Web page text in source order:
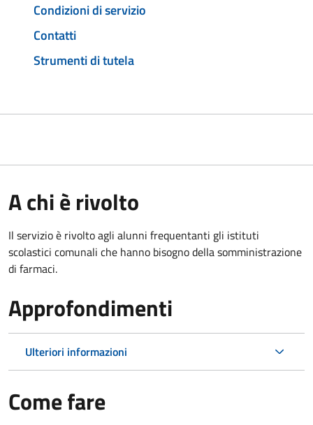
Condizioni di servizio
Contatti
Strumenti di tutela
A chi è rivolto
Il servizio è rivolto agli alunni frequentanti gli istituti
scolastici comunali che hanno bisogno della somministrazione
di farmaci.
Approfondimenti
Ulteriori informazioni
Come fare